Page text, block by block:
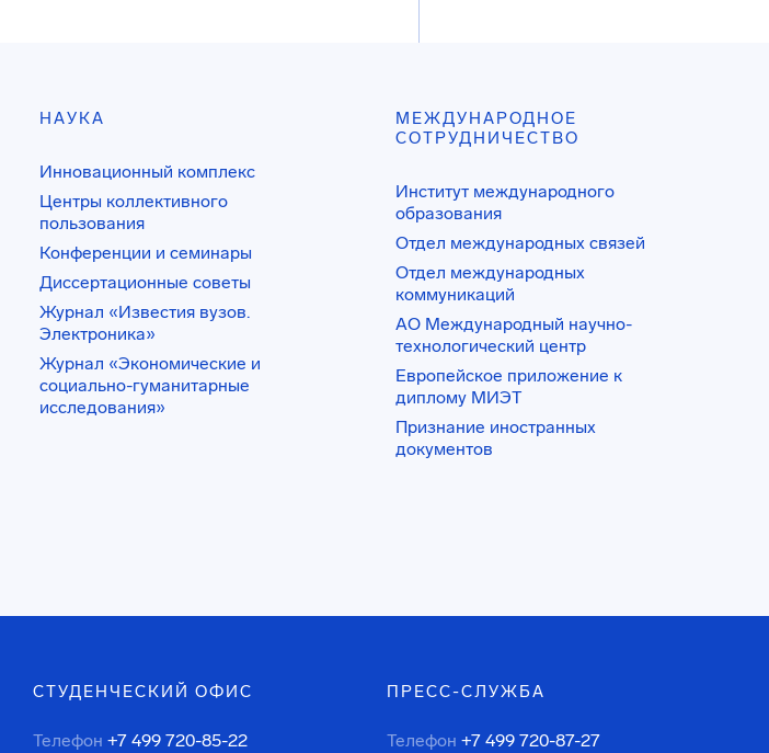
НАУКА
Инновационный комплекс
Центры коллективного
пользования
Конференции и семинары
Диссертационные советы
Журнал «Известия вузов.
Электроника»
Журнал «Экономические и
социально-гуманитарные
исследования»
МЕЖДУНАРОДНОЕ
СОТРУДНИЧЕСТВО
Институт международного
образования
Отдел международных связей
Отдел международных
коммуникаций
АО Международный научно-
технологический центр
Европейское приложение к
диплому МИЭТ
Признание иностранных
документов
СТУДЕНЧЕСКИЙ ОФИС
Телефон +7 499 720-85-22
ПРЕСС-СЛУЖБА
Телефон +7 499 720-87-27